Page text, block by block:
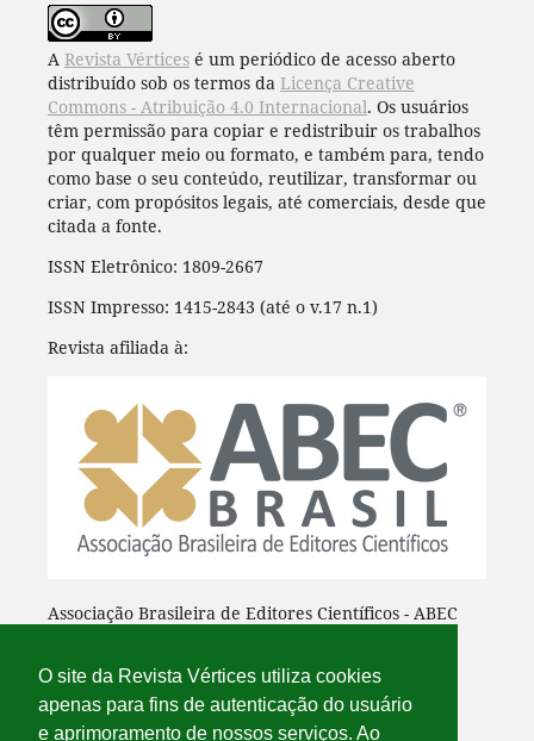
O site da Revista Vértices utiliza cookies
apenas para fins de autenticação do usuário
e aprimoramento de nossos serviços. Ao
A Revista Vérticesé um periódico de acesso aberto
distribuído sob os termos da Licença Creative
Commons - Atribuição 4.0 Internacional. Os usuários
têm permissão para copiar e redistribuir os trabalhos
por qualquer meio ou formato, e também para, tendo
como base o seu conteúdo, reutilizar, transformar ou
criar, com propósitos legais, até comerciais, desde que
citada a fonte.
ISSN Eletrônico: 1809-2667
ISSN Impresso: 1415-2843 (até o v.17 n.1)
Revista afiliada à:
Associação Brasileira de Editores Científicos - ABEC